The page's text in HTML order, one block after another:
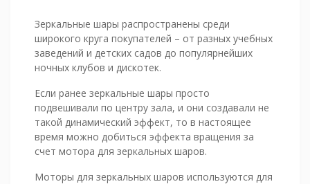
Зеркальные шары распространены среди
широкого круга покупателей – от разных учебных
заведений и детских садов до популярнейших
ночных клубов и дискотек.
Если ранее зеркальные шары просто
подвешивали по центру зала, и они создавали не
такой динамический эффект, то в настоящее
время можно добиться эффекта вращения за
счет мотора для зеркальных шаров.
Моторы для зеркальных шаров используются для